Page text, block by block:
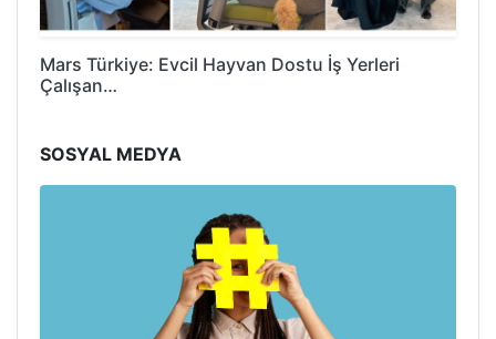
Mars Türkiye: Evcil Hayvan Dostu İş Yerleri
Çalışan…
SOSYAL MEDYA